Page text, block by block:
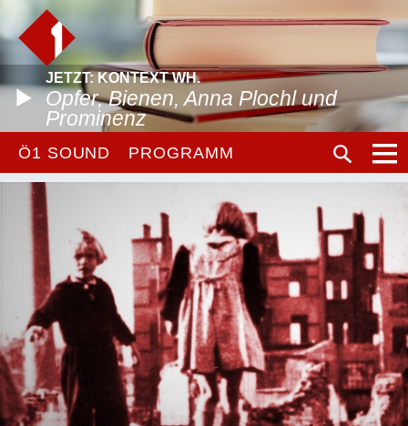
JETZT: KONTEXT WH.
Opfer, Bienen, Anna Plochl und
Prominenz
Ö1 SOUND PROGRAMM